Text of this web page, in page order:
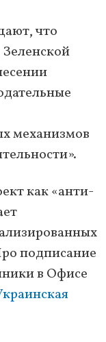
что
механизмов
как «анти-
подписание
в Офисе